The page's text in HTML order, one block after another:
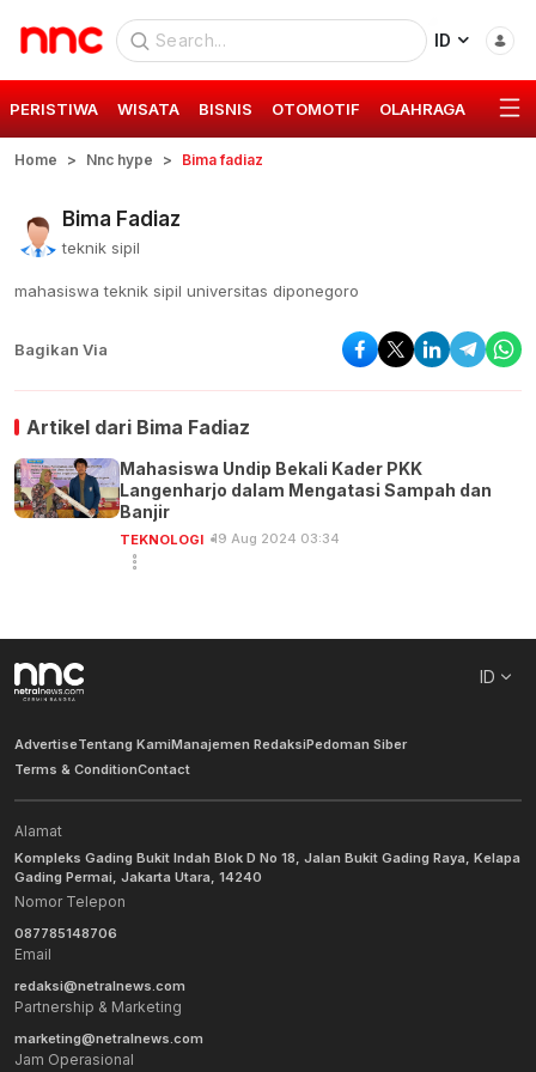
ID
PERISTIWA WISATA BISNIS OTOMOTIF OLAHRAGA GAYA
Home Nnc hype Bima fadiaz
Bima Fadiaz
teknik sipil
mahasiswa teknik sipil universitas diponegoro
Bagikan Via
Artikel dari Bima Fadiaz
Mahasiswa Undip Bekali Kader PKK
Langenharjo dalam Mengatasi Sampah dan
Banjir
TEKNOLOGI 19 Aug 2024 03:34
ID
AdvertiseTentang KamiManajemen RedaksiPedoman Siber
Terms & ConditionContact
Alamat
Kompleks Gading Bukit Indah Blok D No 18, Jalan Bukit Gading Raya, Kelapa
Gading Permai, Jakarta Utara, 14240
Nomor Telepon
087785148706
Email
redaksi@netralnews.com
Partnership & Marketing
marketing@netralnews.com
Jam Operasional